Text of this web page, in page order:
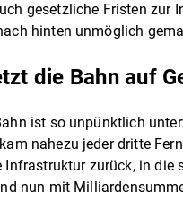
gesetzliche Fristen zur
hinten unmöglich
die Bahn auf
ist so unpünktlich
nahezu jeder dritte
Infrastruktur zurück, in die
nun mit